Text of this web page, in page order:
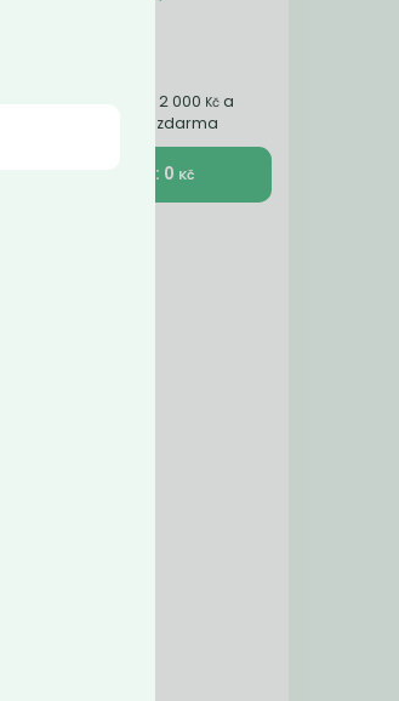
Nakupte ještě za 2 000 Kč a
získáte dopravu zdarma
K pokladně : 0 Kč